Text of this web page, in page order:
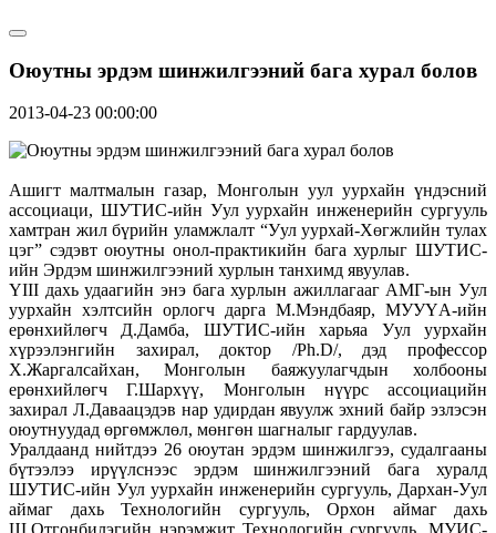
Оюутны эрдэм шинжилгээний бага хурал болов
2013-04-23 00:00:00
Ашигт малтмалын газар, Монголын уул уурхайн үндэсний
ассоциаци, ШУТИС-ийн Уул уурхайн инженерийн сургууль
хамтран жил бүрийн уламжлалт “Уул уурхай-Хөгжлийн тулах
цэг” сэдэвт оюутны онол-практикийн бага хурлыг ШУТИС-
ийн Эрдэм шинжилгээний хурлын танхимд явуулав.
ҮIII дахь удаагийн энэ бага хурлын ажиллагааг АМГ-ын Уул
уурхайн хэлтсийн орлогч дарга М.Мэндбаяр, МУУҮА-ийн
ерөнхийлөгч Д.Дамба, ШУТИС-ийн харьяа Уул уурхайн
хүрээлэнгийн захирал, доктор /Ph.D/, дэд профессор
Х.Жаргалсайхан, Монголын баяжуулагчдын холбооны
ерөнхийлөгч Г.Шархүү, Монголын нүүрс ассоциацийн
захирал Л.Даваацэдэв нар удирдан явуулж эхний байр эзлэсэн
оюутнуудад өргөмжлөл, мөнгөн шагналыг гардуулав.
Уралдаанд нийтдээ 26 оюутан эрдэм шинжилгээ, судалгааны
бүтээлээ ирүүлснээс эрдэм шинжилгээний бага хуралд
ШУТИС-ийн Уул уурхайн инженерийн сургууль, Дархан-Уул
аймаг дахь Технологийн сургууль, Орхон аймаг дахь